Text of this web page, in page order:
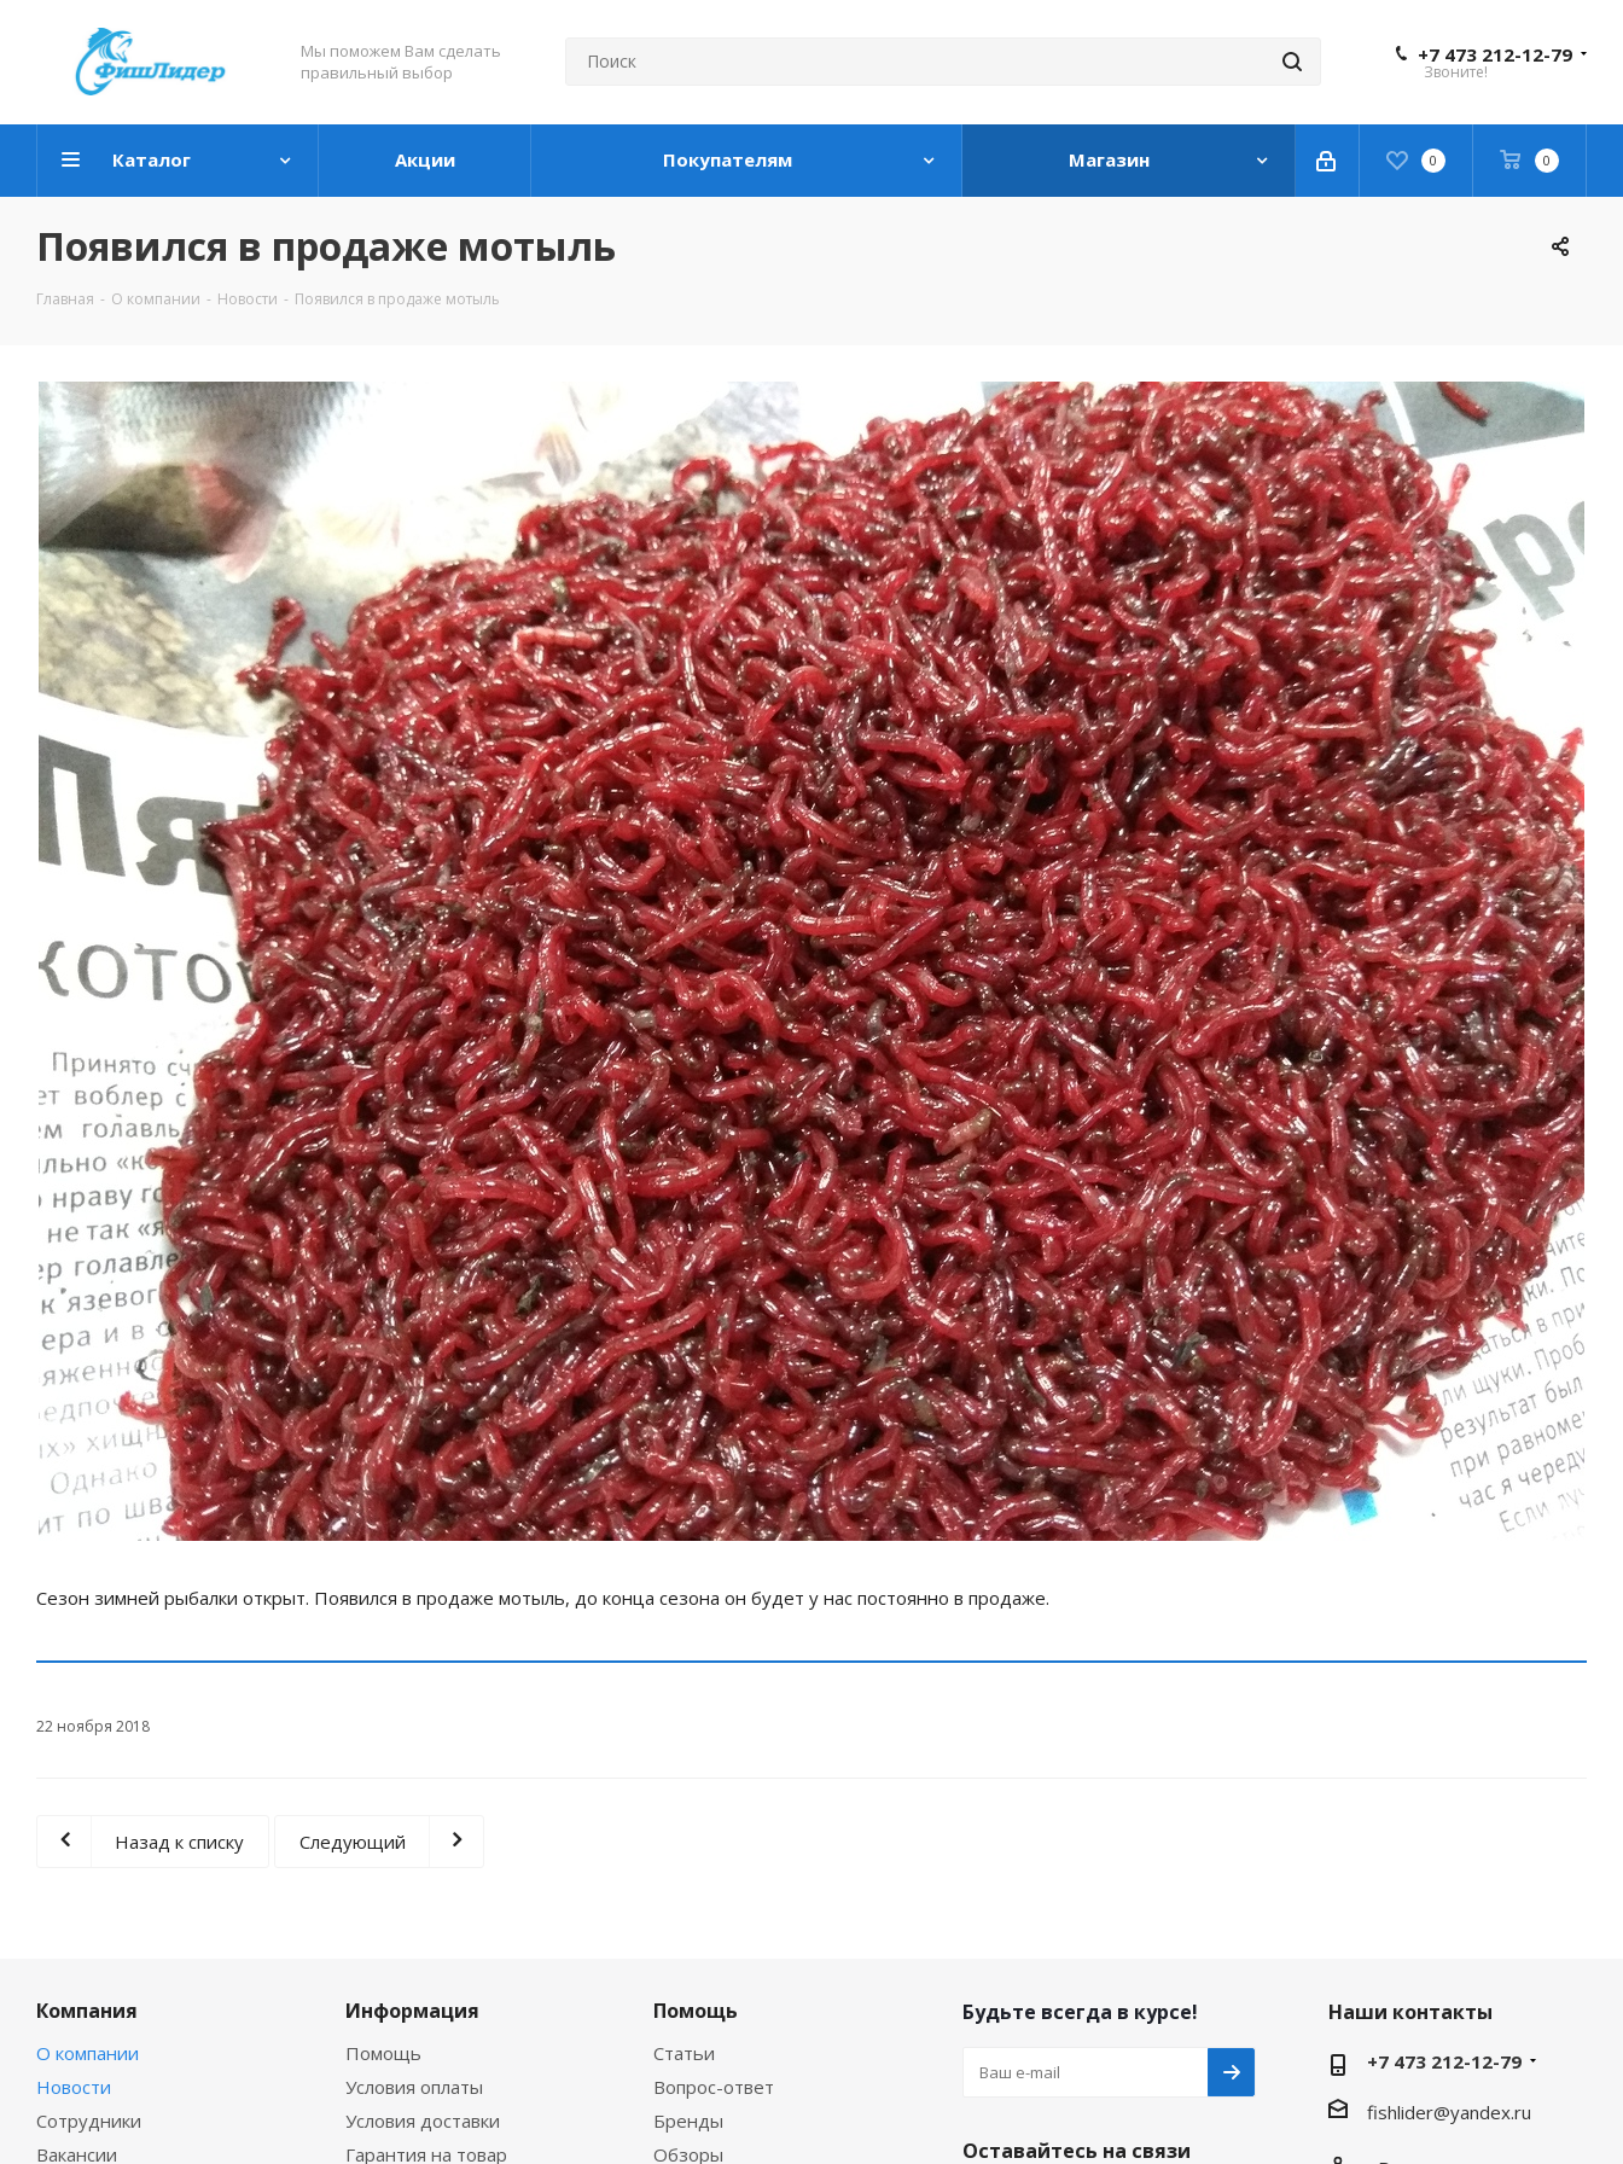
Мы поможем Вам сделать
правильный выбор
+7 473 212-12-79
Звоните!
0 0
Каталог Акции Покупателям Магазин
Появился в продаже мотыль
Главная - О компании - Новости - Появился в продаже мотыль
Сезон зимней рыбалки открыт. Появился в продаже мотыль, до конца сезона он будет у нас постоянно в продаже.
22 ноября 2018
Назад к списку Следующий
Компания
О компании
Новости
Сотрудники
Вакансии
Информация
Помощь
Условия оплаты
Условия доставки
Гарантия на товар
Помощь
Статьи
Вопрос-ответ
Бренды
Обзоры
Будьте всегда в курсе!
Оставайтесь на связи
Наши контакты
+7 473 212-12-79
fishlider@yandex.ru